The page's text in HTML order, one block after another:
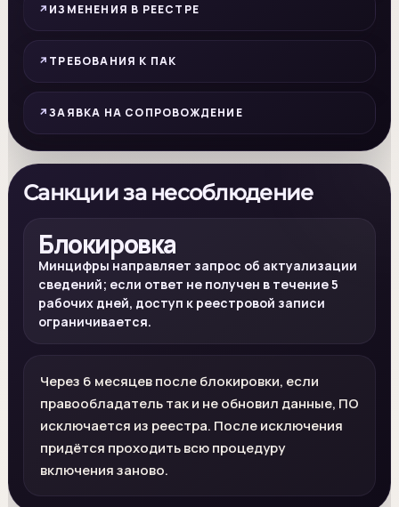
ИЗМЕНЕНИЯ В РЕЕСТРЕ
ТРЕБОВАНИЯ К ПАК
ЗАЯВКА НА СОПРОВОЖДЕНИЕ
Санкции за несоблюдение
Блокировка
Минцифры направляет запрос об актуализации
сведений; если ответ не получен в течение 5
рабочих дней, доступ к реестровой записи
ограничивается.
Через 6 месяцев после блокировки, если
правообладатель так и не обновил данные, ПО
исключается из реестра. После исключения
придётся проходить всю процедуру
включения заново.